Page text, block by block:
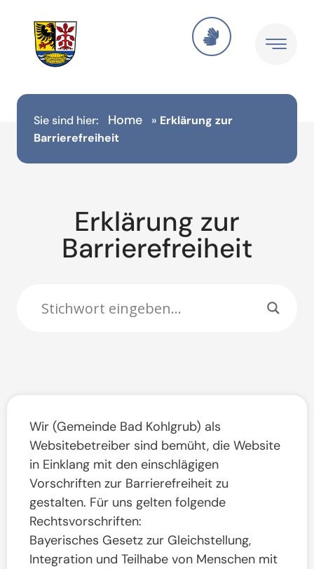
springen
Sie sind hier: Home » Erklärung zur
Barrierefreiheit
Erklärung zur
Barrierefreiheit
Wir (Gemeinde Bad Kohlgrub) als
Websitebetreiber sind bemüht, die Website
in Einklang mit den einschlägigen
Vorschriften zur Barrierefreiheit zu
gestalten. Für uns gelten folgende
Rechtsvorschriften:
Bayerisches Gesetz zur Gleichstellung,
Integration und Teilhabe von Menschen mit